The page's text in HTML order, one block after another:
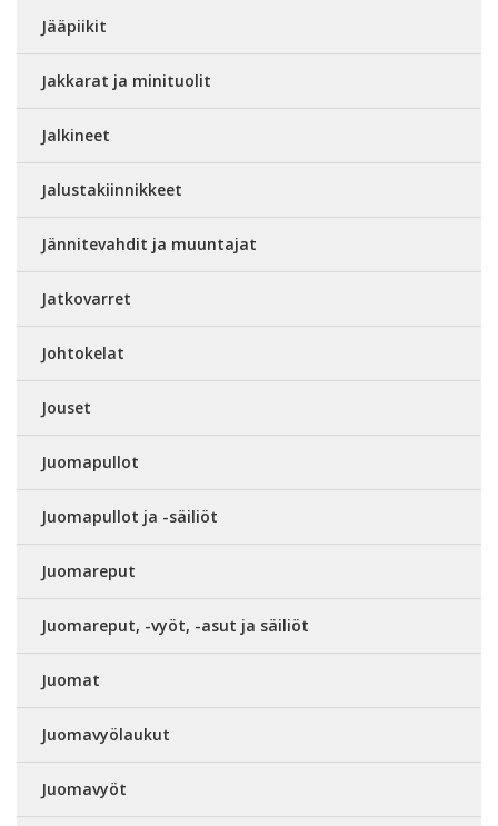
Jääpiikit
Jakkarat ja minituolit
Jalkineet
Jalustakiinnikkeet
Jännitevahdit ja muuntajat
Jatkovarret
Johtokelat
Jouset
Juomapullot
Juomapullot ja -säiliöt
Juomareput
Juomareput, -vyöt, -asut ja säiliöt
Juomat
Juomavyölaukut
Juomavyöt